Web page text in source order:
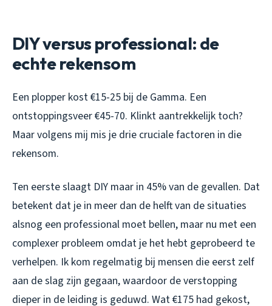
DIY versus professional: de
echte rekensom
Een plopper kost €15-25 bij de Gamma. Een
ontstoppingsveer €45-70. Klinkt aantrekkelijk toch?
Maar volgens mij mis je drie cruciale factoren in die
rekensom.
Ten eerste slaagt DIY maar in 45% van de gevallen. Dat
betekent dat je in meer dan de helft van de situaties
alsnog een professional moet bellen, maar nu met een
complexer probleem omdat je het hebt geprobeerd te
verhelpen. Ik kom regelmatig bij mensen die eerst zelf
aan de slag zijn gegaan, waardoor de verstopping
dieper in de leiding is geduwd. Wat €175 had gekost,